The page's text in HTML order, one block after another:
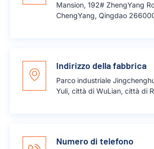
Mansion, 192# ZhengYang
ChengYang, Qingdao
Indirizzo della fabbrica
Parco industriale
Yuli, città di WuLian, città di
Numero di telefono